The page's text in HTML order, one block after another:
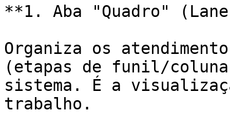
**1. Aba "Quadro"
Organiza os
(etapas de funil/
sistema. É a
trabalho.